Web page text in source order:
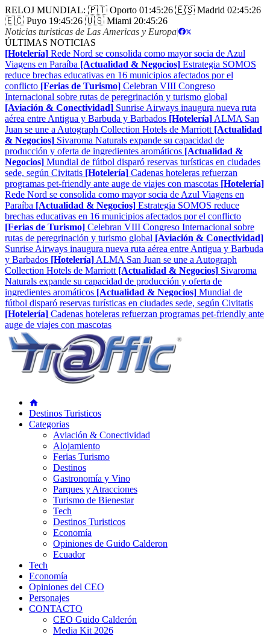
RELOJ MUNDIAL: 🇵🇹 Oporto 01:45:26 🇪🇸 Madrid 02:45:26
🇪🇨 Puyo 19:45:26 🇺🇸 Miami 20:45:26
Noticias turisticas de Las Americas y Europa|
ÚLTIMAS NOTICIAS
[Hotelería] Rede Nord se consolida como mayor socia de Azul
Viagens en Paraíba [Actualidad & Negocios] Estrategia SOMOS
reduce brechas educativas en 16 municipios afectados por el
conflicto [Ferias de Turismo] Celebran VIII Congreso
Internacional sobre rutas de peregrinación y turismo global
[Aviación & Conectividad] Sunrise Airways inaugura nueva ruta
aérea entre Antigua y Barbuda y Barbados [Hotelería] ALMA San
Juan se une a Autograph Collection Hotels de Marriott [Actualidad
& Negocios] Sivaroma Naturals expande su capacidad de
producción y oferta de ingredientes aromáticos [Actualidad &
Negocios] Mundial de fútbol disparó reservas turísticas en ciudades
sede, según Civitatis [Hotelería] Cadenas hoteleras refuerzan
programas pet-friendly ante auge de viajes con mascotas [Hotelería]
Rede Nord se consolida como mayor socia de Azul Viagens en
Paraíba [Actualidad & Negocios] Estrategia SOMOS reduce
brechas educativas en 16 municipios afectados por el conflicto
[Ferias de Turismo] Celebran VIII Congreso Internacional sobre
rutas de peregrinación y turismo global [Aviación & Conectividad]
Sunrise Airways inaugura nueva ruta aérea entre Antigua y Barbuda
y Barbados [Hotelería] ALMA San Juan se une a Autograph
Collection Hotels de Marriott [Actualidad & Negocios] Sivaroma
Naturals expande su capacidad de producción y oferta de
ingredientes aromáticos [Actualidad & Negocios] Mundial de
fútbol disparó reservas turísticas en ciudades sede, según Civitatis
[Hotelería] Cadenas hoteleras refuerzan programas pet-friendly ante
auge de viajes con mascotas
Destinos Turisticos
Categorias
Aviación & Conectividad
Alojamiento
Ferias Turismo
Destinos
Gastronomía y Vino
Parques y Atracciones
Turismo de Bienestar
Tech
Destinos Turisticos
Economía
Opiniones de Guido Calderon
Ecuador
Tech
Economía
Opiniones del CEO
Personajes
CONTACTO
CEO Guido Calderón
Media Kit 2026